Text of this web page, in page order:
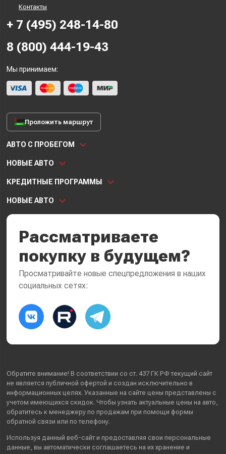
Контакты
+ 7 (495) 248-14-80
8 (800) 444-19-43
Мы принимаем:
Проложить маршрут
АВТО С ПРОБЕГОМ
НОВЫЕ АВТО
КРЕДИТНЫЕ ПРОГРАММЫ
НОВЫЕ АВТО
Рассматриваете
покупку в будущем?
Просматривайте новые спецпредложения в наших
социальных сетях:
Обратите внимание! В соответствии со ст. 437 ГК РФ текущий сайт
не является публичной офертой и создан исключительно в
информационных целях. Указанные на сайте цены представлены с
учетом имеющихся скидок. Чтобы узнать актуальные цены на авто,
обратитесь к менеджеру по продажам при помощи формы
обратной связи или по телефону.
Используя данный веб-сайт и предоставляя свои персональные
данные , вы автоматически соглашаетесь на их хранение и